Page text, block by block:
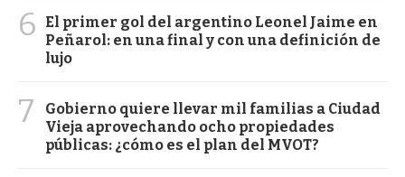
6
El primer gol del argentino Leonel Jaime en
Peñarol: en una final y con una definición de
lujo
7
Gobierno quiere llevar mil familias a Ciudad
Vieja aprovechando ocho propiedades
públicas: ¿cómo es el plan del MVOT?